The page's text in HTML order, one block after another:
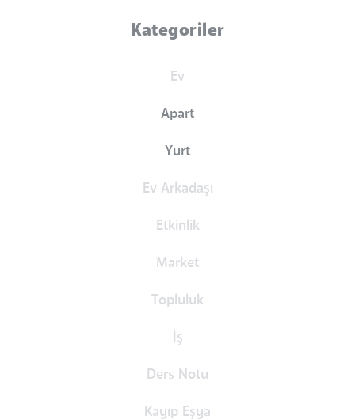
Kategoriler
Ev
Apart
Yurt
Ev Arkadaşı
Etkinlik
Market
Topluluk
İş
Ders Notu
Kayıp Eşya